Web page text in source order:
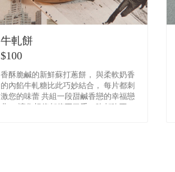
牛軋餅
$100
香酥脆鹹的新鮮蘇打蔥餅， 與柔軟奶香
的內餡牛軋糖比此巧妙結合， 每片都刺
激您的味蕾 共組一段甜鹹香戀的幸福戀